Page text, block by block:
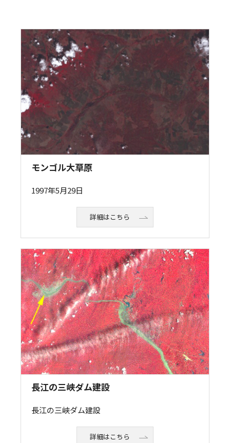
モンゴル大草原
1997年5月29日
詳細はこちら
長江の三峡ダム建設
長江の三峡ダム建設
詳細はこちら